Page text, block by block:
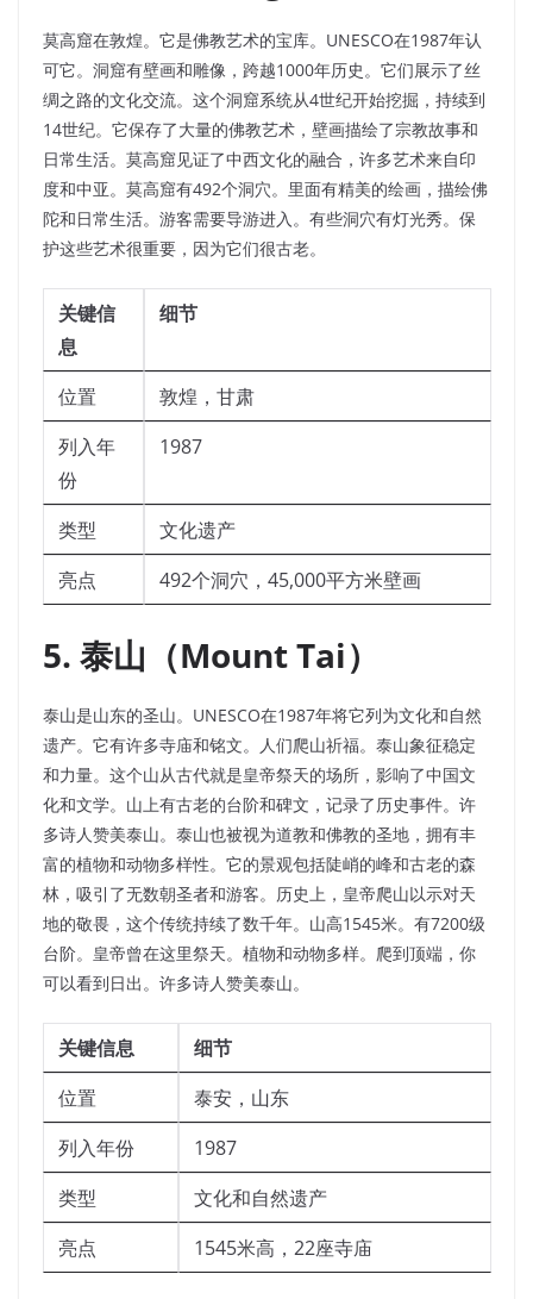
莫高窟在敦煌。它是佛教艺术的宝库。UNESCO在1987年认
可它。洞窟有壁画和雕像，跨越1000年历史。它们展示了丝
绸之路的文化交流。这个洞窟系统从4世纪开始挖掘，持续到
14世纪。它保存了大量的佛教艺术，壁画描绘了宗教故事和
日常生活。莫高窟见证了中西文化的融合，许多艺术来自印
度和中亚。莫高窟有492个洞穴。里面有精美的绘画，描绘佛
陀和日常生活。游客需要导游进入。有些洞穴有灯光秀。保
护这些艺术很重要，因为它们很古老。
关键信
息
细节
位置
敦煌，甘肃
列入年
份
1987
类型
文化遗产
亮点
492个洞穴，45,000平方米壁画
5. 泰山（Mount Tai）
泰山是山东的圣山。UNESCO在1987年将它列为文化和自然
遗产。它有许多寺庙和铭文。人们爬山祈福。泰山象征稳定
和力量。这个山从古代就是皇帝祭天的场所，影响了中国文
化和文学。山上有古老的台阶和碑文，记录了历史事件。许
多诗人赞美泰山。泰山也被视为道教和佛教的圣地，拥有丰
富的植物和动物多样性。它的景观包括陡峭的峰和古老的森
林，吸引了无数朝圣者和游客。历史上，皇帝爬山以示对天
地的敬畏，这个传统持续了数千年。山高1545米。有7200级
台阶。皇帝曾在这里祭天。植物和动物多样。爬到顶端，你
可以看到日出。许多诗人赞美泰山。
关键信息
细节
位置
泰安，山东
列入年份
1987
类型
文化和自然遗产
亮点
1545米高，22座寺庙